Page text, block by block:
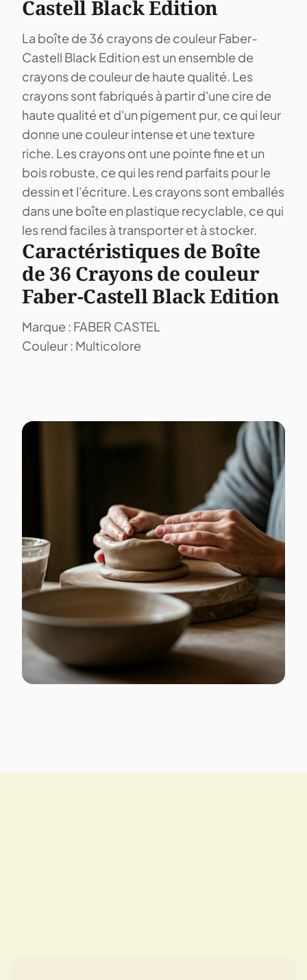
Castell Black Edition
La boîte de 36 crayons de couleur Faber-
Castell Black Edition est un ensemble de
crayons de couleur de haute qualité. Les
crayons sont fabriqués à partir d'une cire de
haute qualité et d'un pigement pur, ce qui leur
donne une couleur intense et une texture
riche. Les crayons ont une pointe fine et un
bois robuste, ce qui les rend parfaits pour le
dessin et l'écriture. Les crayons sont emballés
dans une boîte en plastique recyclable, ce qui
les rend faciles à transporter et à stocker.
Caractéristiques de Boîte
de 36 Crayons de couleur
Faber-Castell Black Edition
Marque : FABER CASTEL
Couleur : Multicolore